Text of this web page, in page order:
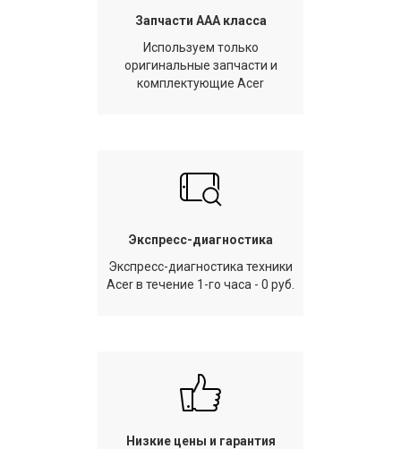
Запчасти AAA класса
Используем только
оригинальные запчасти и
комплектующие Acer
Экспресс-диагностика
Экспресс-диагностика техники
Acer в течение 1-го часа - 0 руб.
Низкие цены и гарантия